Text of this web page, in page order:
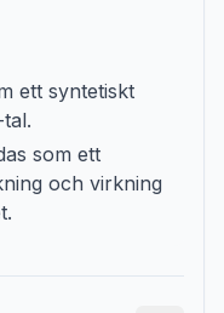
ett syntetiskt
som ett
och virkning